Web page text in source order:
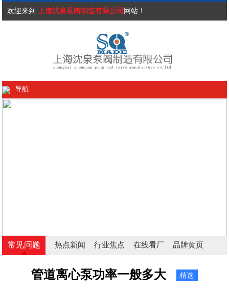
欢迎来到 上海沈泉泵阀制造有限公司 网站！
导航
常见问题 热点新闻 行业焦点 在线看厂 品牌黄页
管道离心泵功率一般多大 精选